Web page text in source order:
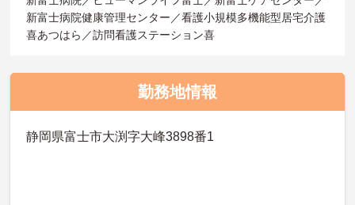
新富士病院健康管理センター／看護小規模多機能型居宅介護
喜あつはら／訪問看護ステーション喜
勤務地情報
静岡県富士市大渕字大峰3898番1